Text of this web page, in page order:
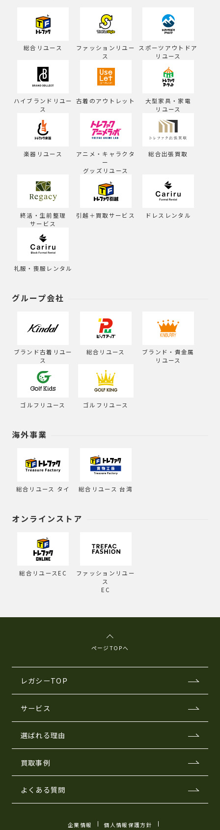
総合リユース
ファッションリユー
ス
スポーツアウトドア
リユース
ハイブランドリユー
ス
古着のアウトレット
大型家具・家電
リユース
楽器リユース
アニメ・キャラクタ
ー
グッズリユース
総合出張買取
終活・生前整理
サービス
引越＋買取サービス ドレスレンタル
礼服・喪服レンタル
グループ会社
ブランド古着リユー
ス
総合リユース
ブランド・貴金属
リユース
ゴルフリユース ゴルフリユース
海外事業
総合リユース タイ 総合リユース 台湾
オンラインストア
総合リユースEC
ファッションリユー
ス
EC
ページTOPへ
レガシーTOP
サービス
選ばれる理由
買取事例
よくある質問
企業情報 個人情報保護方針